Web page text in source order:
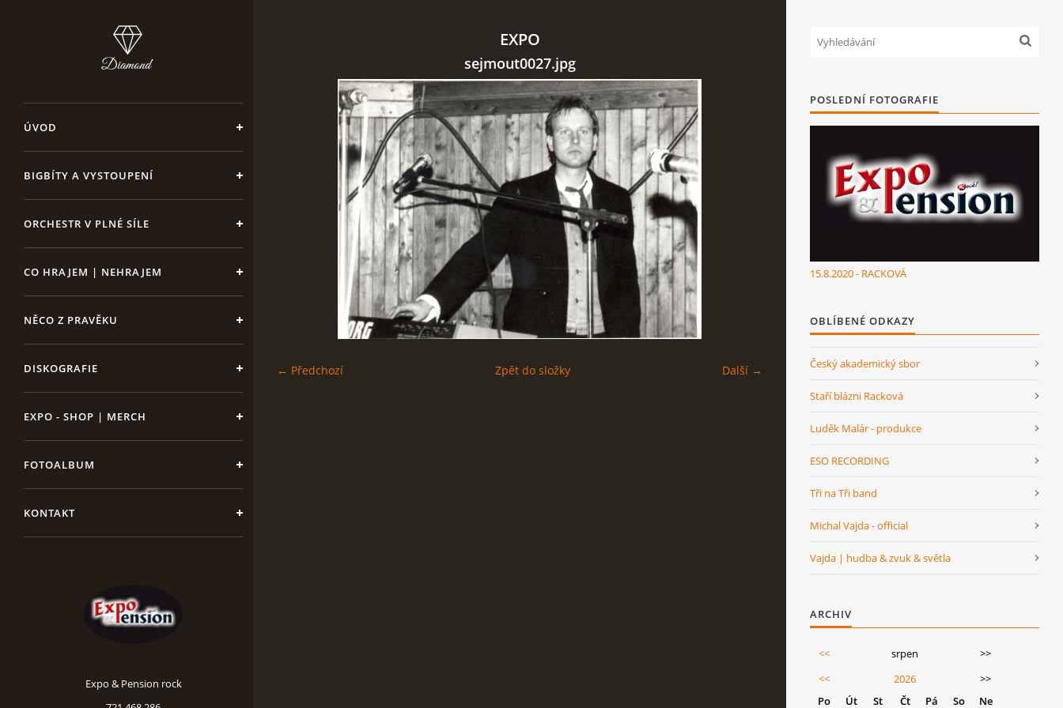
ÚVOD
BIGBÍTY A VYSTOUPENÍ
ORCHESTR V PLNÉ SÍLE
CO HRAJEM | NEHRAJEM
NĚCO Z PRAVĚKU
DISKOGRAFIE
EXPO - SHOP | MERCH
FOTOALBUM
KONTAKT
Expo & Pension rock
EXPO
sejmout0027.jpg
← Předchozí Další →
Zpět do složky
POSLEDNÍ FOTOGRAFIE
15.8.2020 - RACKOVÁ
OBLÍBENÉ ODKAZY
Český akademický sbor
Staří blázni Racková
Luděk Malár - produkce
ESO RECORDING
Tři na Tři band
Michal Vajda - official
Vajda | hudba & zvuk & světla
ARCHIV
<< srpen
>>
<<
2026
>>
Po
Út St Čt Pá So Ne